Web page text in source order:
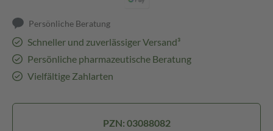
Persönliche Beratung
Schneller und zuverlässiger Versand³
Persönliche pharmazeutische Beratung
Vielfältige Zahlarten
PZN: 03088082